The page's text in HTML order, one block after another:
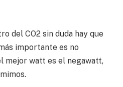
del CO2 sin duda hay que
importante es no
mejor watt es el negawatt,